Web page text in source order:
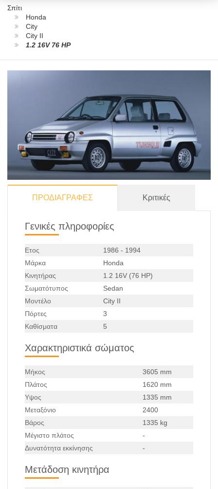
Σπίτι
Honda
City
City II
1.2 16V 76 HP
ΠΡΟΔΙΑΓΡΑΦΕΣ Κριτικές
Γενικές πληροφορίες
Ετος
1986 - 1994
Μάρκα
Honda
Κινητήρας
1.2 16V (76 HP)
Σωματότυπος
Sedan
Μοντέλο
City II
Πόρτες
3
Καθίσματα
5
Χαρακτηριστικά σώματος
Μήκος
3605 mm
Πλάτος
1620 mm
Υψος
1335 mm
Μεταξόνιο
2400
Βάρος
1335 kg
Μέγιστο πλάτος
-
Δυνατότητα εκκίνησης
-
Μετάδοση κινητήρα